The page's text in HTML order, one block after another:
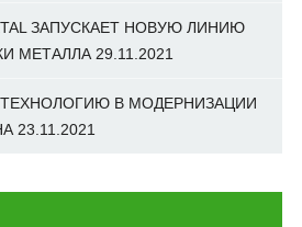
ЗАПУСКАЕТ НОВУЮ ЛИНИЮ
МЕТАЛЛА 29.11.2021
ТЕХНОЛОГИЮ В МОДЕРНИЗАЦИИ
23.11.2021